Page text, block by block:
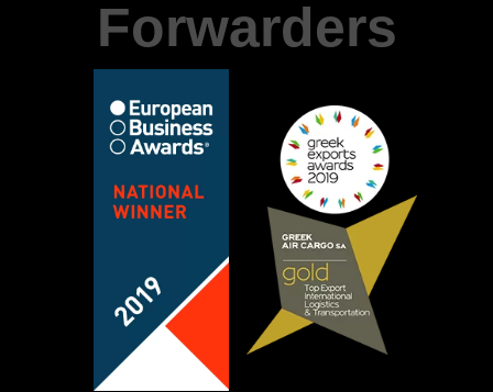
Forwarders